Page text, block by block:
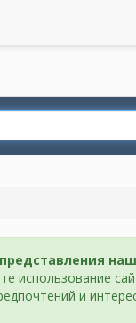
использование
и